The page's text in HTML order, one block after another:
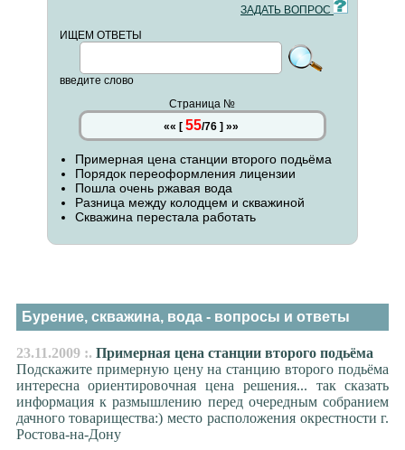
ЗАДАТЬ ВОПРОС
ИЩЕМ ОТВЕТЫ
введите слово
Страница №
«« [ 55/76] »»
Примерная цена станции второго подьёма
Порядок переоформления лицензии
Пошла очень ржавая вода
Разница между колодцем и скважиной
Скважина перестала работать
Бурение, скважина, вода - вопросы и ответы
23.11.2009 :. Примерная цена станции второго подьёма
Подскажите примерную цену на станцию второго подьёма
интересна ориентировочная цена решения... так сказать
информация к размышлению перед очередным собранием
дачного товарищества:) место расположения окрестности г.
Ростова-на-Дону